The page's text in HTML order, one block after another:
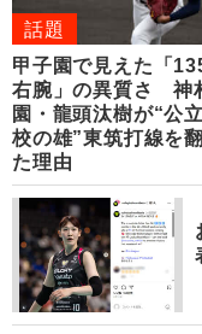
話題
甲子園で見えた「
右腕」の異質さ 神
園・龍頭汰樹が“公
校の雄”東筑打線を
た理由